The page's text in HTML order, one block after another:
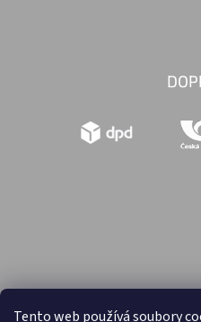
Tento web používá soubory